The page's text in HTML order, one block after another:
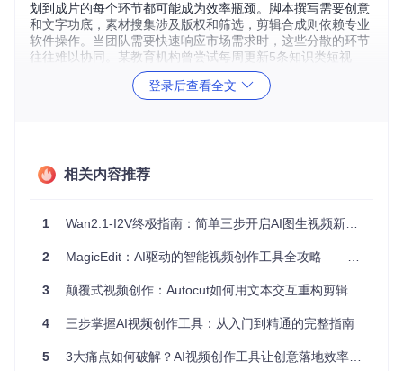
划到成片的每个环节都可能成为效率瓶颈。脚本撰写需要创意
和文字功底，素材搜集涉及版权和筛选，剪辑合成则依赖专业
软件操作。当团队需要快速响应市场需求时，这些分散的环节
往往难以协同。某教育机构曾尝试每周更新5条知识类短视
频，结果发现仅脚本审核就占用了编辑40%的工作时间，而素
材匹配和剪辑更是让整个流程陷入停滞。
流水线将复杂产品分解为简单工序，AI框架将视频创作拆解为
内容生成、素材匹配、音频合成、编辑渲染等标准化步骤，实
发现核心优势：智能化带来的创作变革
🔍效率倍增：将3小时的传统制作流程压缩至15分钟，创作者
可将精力集中在创意而非机械操作上 🔍 质量可控：标准化流
资源优化：智能素材匹配减少了80%的素材搜索时间，同时通
供多样化视角，帮助创作者突破思维局限
登录后查看全文
相关内容推荐
1 Wan2.1-I2V终极指南：简单三步开启AI图生视频新纪元
2 MagicEdit：AI驱动的智能视频创作工具全攻略——零基础入门到专业应用
3 颠覆式视频创作：Autocut如何用文本交互重构剪辑效率
4 三步掌握AI视频创作工具：从入门到精通的完整指南
5 3大痛点如何破解？AI视频创作工具让创意落地效率提升300%